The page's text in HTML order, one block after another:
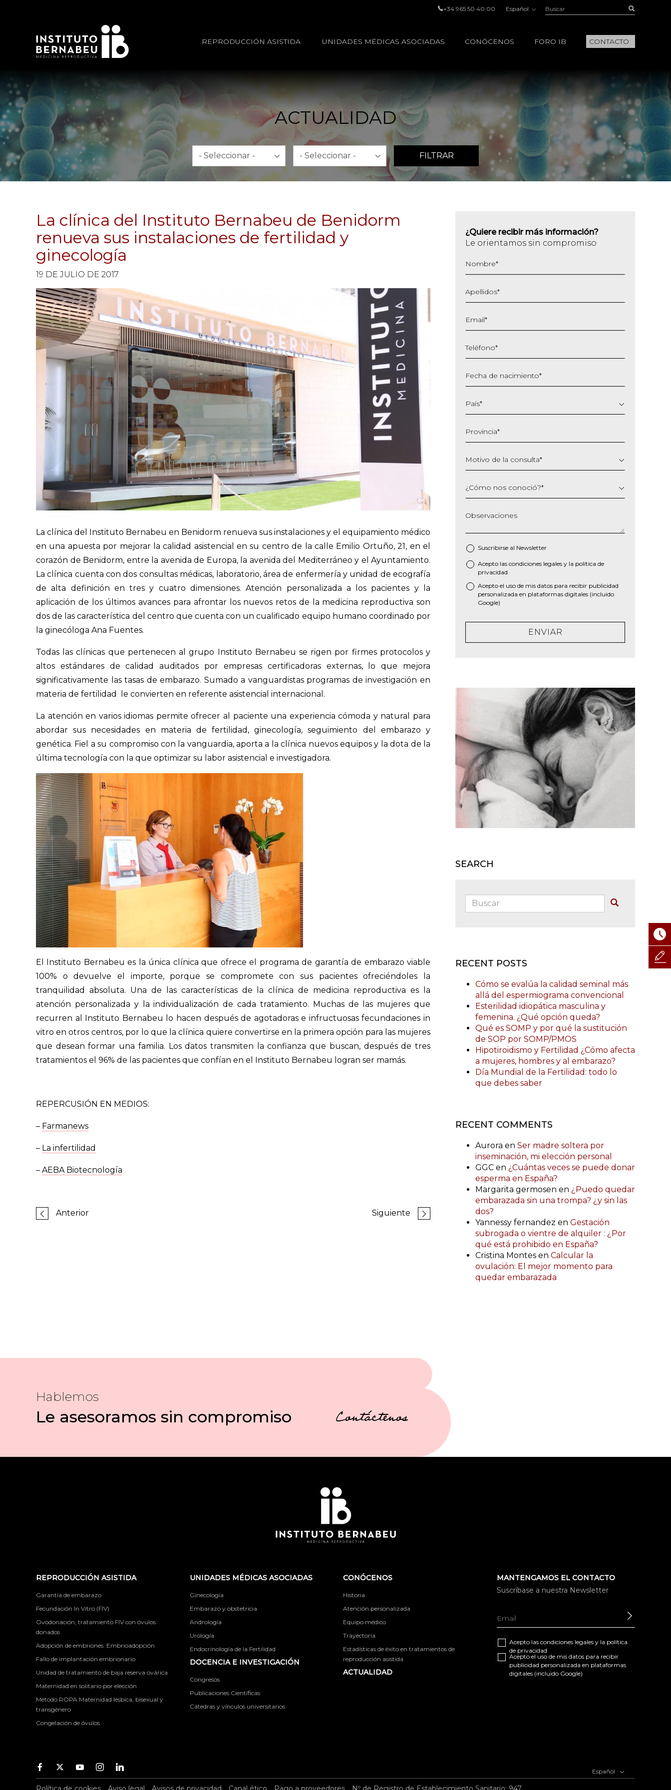
+34 965 50 40 00 Español Buscar:
REPRODUCCIÓN ASISTIDA UNIDADES MÉDICAS ASOCIADAS CONÓCENOS FORO IB CONTACTO
ACTUALIDAD
Mes Año
FILTRAR
La clínica del Instituto Bernabeu de Benidorm
renueva sus instalaciones de fertilidad y
ginecología
19 DE JULIO DE 2017
La clínica del Instituto Bernabeu en Benidorm renueva sus instalaciones y el equipamiento médico
en una apuesta por mejorar la calidad asistencial en su centro de la calle Emilio Ortuño, 21, en el
corazón de Benidorm, entre la avenida de Europa, la avenida del Mediterráneo y el Ayuntamiento.
La clínica cuenta con dos consultas médicas, laboratorio, área de enfermería y unidad de ecografía
de alta definición en tres y cuatro dimensiones. Atención personalizada a los pacientes y la
aplicación de los últimos avances para afrontar los nuevos retos de la medicina reproductiva son
dos de las característica del centro que cuenta con un cualificado equipo humano coordinado por
la ginecóloga Ana Fuentes.
Todas las clínicas que pertenecen al grupo Instituto Bernabeu se rigen por firmes protocolos y
altos estándares de calidad auditados por empresas certificadoras externas, lo que mejora
significativamente las tasas de embarazo. Sumado a vanguardistas programas de investigación en
materia de fertilidad le convierten en referente asistencial internacional.
La atención en varios idiomas permite ofrecer al paciente una experiencia cómoda y natural para
abordar sus necesidades en materia de fertilidad, ginecología, seguimiento del embarazo y
genética. Fiel a su compromiso con la vanguardia, aporta a la clínica nuevos equipos y la dota de la
última tecnología con la que optimizar su labor asistencial e investigadora.
El Instituto Bernabeu es la única clínica que ofrece el programa de garantía de embarazo viable
100% o devuelve el importe, porque se compromete con sus pacientes ofreciéndoles la
tranquilidad absoluta. Una de las características de la clínica de medicina reproductiva es la
atención personalizada y la individualización de cada tratamiento. Muchas de las mujeres que
recurren al Instituto Bernabeu lo hacen después de agotadoras e infructuosas fecundaciones in
vitro en otros centros, por lo que la clínica quiere convertirse en la primera opción para las mujeres
que desean formar una familia. Los datos transmiten la confianza que buscan, después de tres
tratamientos el 96% de las pacientes que confían en el Instituto Bernabeu logran ser mamás.
REPERCUSIÓN EN MEDIOS:
– Farmanews
– La infertilidad
– AEBA Biotecnología
Anterior Siguiente
¿Quiere recibir más información?
Le orientamos sin compromiso
Nombre*
Apellidos*
Email*
Teléfono*
Fecha de nacimiento*
barra
MM
AAAA
País*
Provincia*
Motivo de la consulta*
¿Cómo nos conoció?*
Observaciones
Suscribirse al Newsletter
* Acepto las condiciones legales y la política de
privacidad
Acepto el uso de mis datos para recibir publicidad
personalizada en plataformas digitales (incluido
Google)
ENVIAR
SEARCH
Buscar:
RECENT POSTS
Cómo se evalúa la calidad seminal más
allá del espermiograma convencional
Esterilidad idiopática masculina y
femenina. ¿Qué opción queda?
Qué es SOMP y por qué la sustitución
de SOP por SOMP/PMOS
Hipotiroidismo y Fertilidad ¿Cómo afecta
a mujeres, hombres y al embarazo?
Día Mundial de la Fertilidad: todo lo
que debes saber
RECENT COMMENTS
Aurora en Ser madre soltera por
inseminación, mi elección personal
GGC en ¿Cuántas veces se puede donar
esperma en España?
Margarita germosen en ¿Puedo quedar
embarazada sin una trompa? ¿y sin las
dos?
Yannessy fernandez en Gestación
subrogada o vientre de alquiler : ¿Por
qué está prohibido en España?
Cristina Montes en Calcular la
ovulación: El mejor momento para
quedar embarazada
Hablemos
Le asesoramos sin compromiso Contáctenos
REPRODUCCIÓN ASISTIDA
Garantía de embarazo
Fecundación In Vitro (FIV)
Ovodonación, tratamiento FIV con óvulos
donados
Adopción de embriones. Embrioadopción
Fallo de implantación embrionario
Unidad de tratamiento de baja reserva ovárica
Maternidad en solitario por elección
Método ROPA Maternidad lésbica, bisexual y
transgénero
Congelación de óvulos
UNIDADES MÉDICAS ASOCIADAS
Ginecología
Embarazo y obstetricia
Andrología
Urología
Endocrinología de la Fertilidad
DOCENCIA E INVESTIGACIÓN
Congresos
Publicaciones Científicas
Cátedras y vínculos universitarios
CONÓCENOS
Historia
Atención personalizada
Equipo médico
Trayectoria
Estadísticas de éxito en tratamientos de
reproducción asistida
ACTUALIDAD
MANTENGAMOS EL CONTACTO
Suscríbase a nuestra Newsletter
Acepto las condiciones legalesy la política
de privacidad
Acepto el uso de mis datos para recibir
publicidad personalizada en plataformas
digitales (incluido Google)
Facebook
TwitterYoutubeInstagramYoutube Español